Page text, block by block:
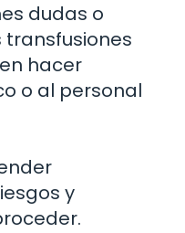
dudas o
transfusiones
hacer
o al personal
y